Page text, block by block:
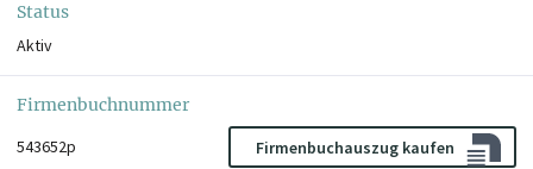
Status
Aktiv
Firmenbuchnummer
543652p
Firmenbuchauszug kaufen